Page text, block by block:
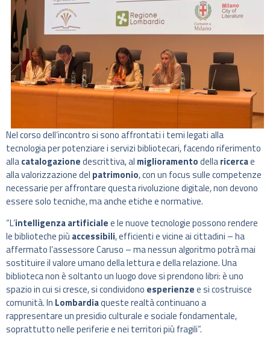
Nel corso dell’incontro si sono affrontati i temi legati alla
tecnologia per potenziare i servizi bibliotecari, facendo riferimento
allacatalogazionedescrittiva, al miglioramentodellaricercae
alla valorizzazione del patrimonio, con un focus sulle competenze
necessarie per affrontare questa rivoluzione digitale, non devono
essere solo tecniche, ma anche etiche e normative.
“L’intelligenza artificialee le nuove tecnologie possono rendere
le biblioteche più accessibili, efficienti e vicine ai cittadini – ha
affermato l’assessore Caruso – ma nessun algoritmo potrà mai
sostituire il valore umano della lettura e della relazione. Una
biblioteca non è soltanto un luogo dove si prendono libri: è uno
spazio in cui si cresce, si condividono esperienzee si costruisce
comunità. In Lombardiaqueste realtà continuano a
rappresentare un presidio culturale e sociale fondamentale,
soprattutto nelle periferie e nei territori più fragili”.